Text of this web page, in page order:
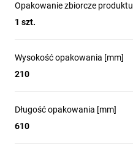
Opakowanie zbiorcze produktu
1 szt.
Wysokość opakowania [mm]
210
Długość opakowania [mm]
610